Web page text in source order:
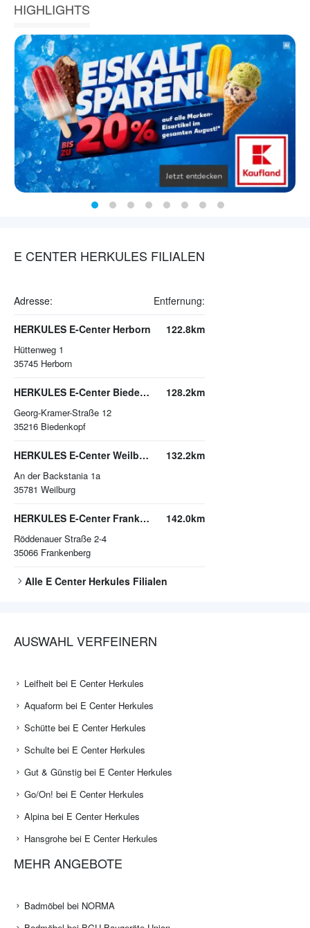
HIGHLIGHTS
E CENTER HERKULES FILIALEN
Adresse: Entfernung:
HERKULES E-Center Herborn
Hüttenweg 1
35745 Herborn
122.8km
HERKULES E-Center Biedenkopf
Georg-Kramer-Straße 12
35216 Biedenkopf
128.2km
HERKULES E-Center Weilburg
An der Backstania 1a
35781 Weilburg
132.2km
HERKULES E-Center Frankenberg
Röddenauer Straße 2-4
35066 Frankenberg
142.0km
Alle E Center Herkules Filialen
AUSWAHL VERFEINERN
Leifheit bei E Center Herkules
Aquaform bei E Center Herkules
Schütte bei E Center Herkules
Schulte bei E Center Herkules
Gut & Günstig bei E Center Herkules
Go/On! bei E Center Herkules
Alpina bei E Center Herkules
Hansgrohe bei E Center Herkules
MEHR ANGEBOTE
Badmöbel bei NORMA